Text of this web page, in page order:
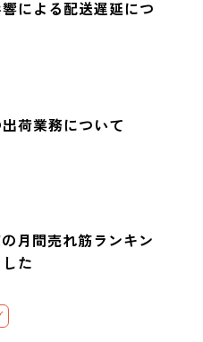
による配送遅延につ
荷業務について
月間売れ筋ランキン
た